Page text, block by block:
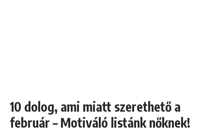
10 dolog, ami miatt szerethető a
február – Motiváló listánk nőknek!